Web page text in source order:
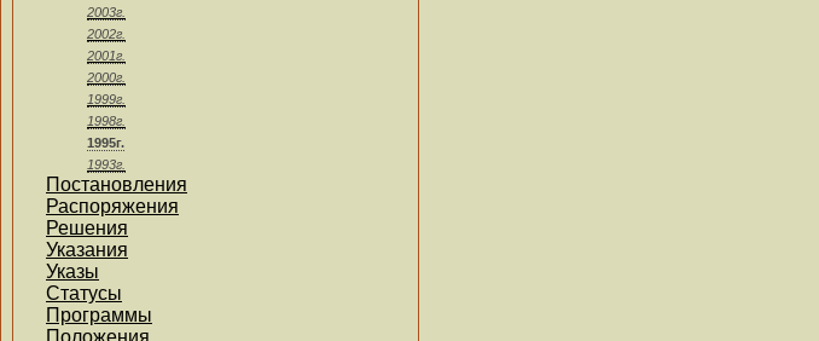
2003г.
2002г.
2001г.
2000г.
1999г.
1998г.
1995г.
1993г.
Постановления
Распоряжения
Решения
Указания
Указы
Статусы
Программы
Положения